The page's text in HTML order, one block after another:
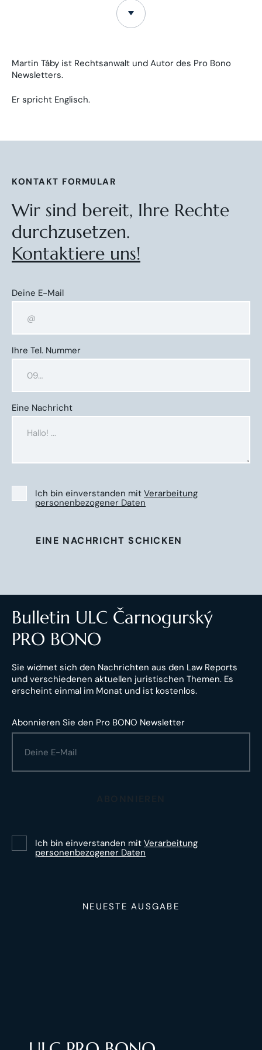
Martin Táby ist Rechtsanwalt und Autor des Pro Bono
Newsletters.
Er spricht Englisch.
KONTAKT FORMULAR
Wir sind bereit, Ihre Rechte
durchzusetzen.
Kontaktiere uns!
Deine E-Mail
Ihre Tel. Nummer
Eine Nachricht
Ich bin einverstanden mit Verarbeitung
personenbezogener Daten
EINE NACHRICHT SCHICKEN
Bulletin ULC Čarnogurský
PRO BONO
Sie widmet sich den Nachrichten aus den Law Reports
und verschiedenen aktuellen juristischen Themen. Es
erscheint einmal im Monat und ist kostenlos.
Abonnieren Sie den Pro BONO Newsletter
Ich bin einverstanden mit Verarbeitung
personenbezogener Daten
NEUESTE AUSGABE